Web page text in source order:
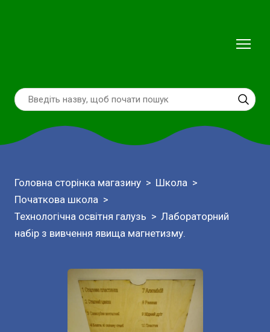
Головна сторінка магазину
Школа
Початкова школа
Технологічна освітня галузь
Лабораторний
набір з вивчення явища магнетизму.